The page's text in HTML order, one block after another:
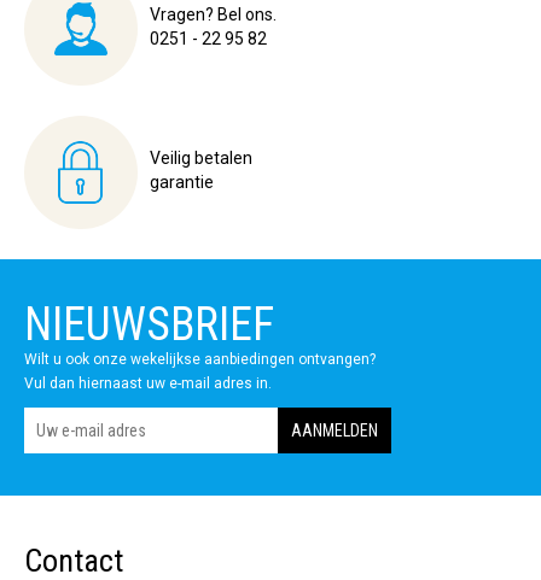
Vragen? Bel ons.
0251 - 22 95 82
Veilig betalen
garantie
NIEUWSBRIEF
Wilt u ook onze wekelijkse aanbiedingen ontvangen?
Vul dan hiernaast uw e-mail adres in.
Contact